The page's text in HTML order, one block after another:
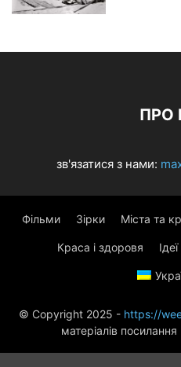
ПРО
зв'язатися з нами:
Фільми Зірки Міста та
Краса і здоровя Ідеї
© Copyright 2025 - https://
матеріалів